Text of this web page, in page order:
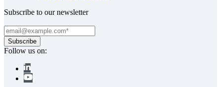
Subscribe to our newsletter
Follow us on: